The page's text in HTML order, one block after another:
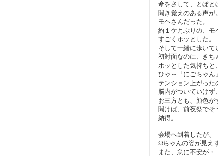
傘をさして、とぼと
聞き覚えのある声が
モヘさんだった。
約１ケ月ぶりの、モ
すごくホッとした。
そして一緒に歩いて
初対面なのに、きち
ホッとした気持ちと
ひゃ～「にごちゃん
テンション上がった
脳内がついていけず
お三方とも、顔色が
聞けば、前夜祭でそ
納得。
会場へ到着したが、
Ωちゃんの姿が見え
また、急に不安が・